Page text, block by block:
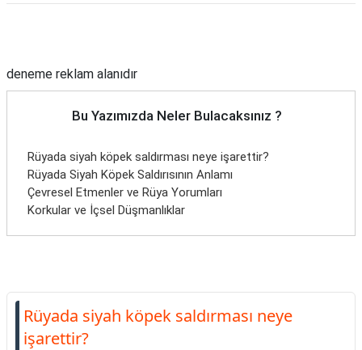
deneme reklam alanıdır
Bu Yazımızda Neler Bulacaksınız ?
Rüyada siyah köpek saldırması neye işarettir?
Rüyada Siyah Köpek Saldırısının Anlamı
Çevresel Etmenler ve Rüya Yorumları
Korkular ve İçsel Düşmanlıklar
Rüyada siyah köpek saldırması neye
işarettir?